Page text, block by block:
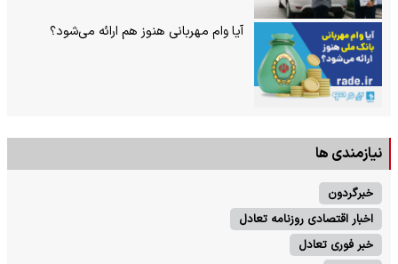
آیا وام مهربانی هنوز هم ارائه می‌شود؟
نیازمندی ها
خبرگردون
اخبار اقتصادی روزنامه تعادل
خبر فوری تعادل